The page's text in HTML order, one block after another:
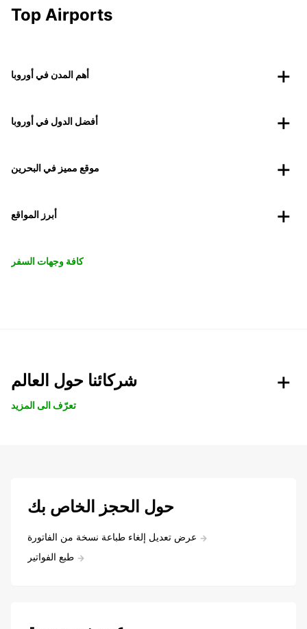
Top Airports
أهم المدن في أوروبا
أفضل الدول في أوروبا
موقع مميز في البحرين
أبرز المواقع
كافة وجهات السفر
شركائنا حول العالم
تعرّف الى المزيد
حول الحجز الخاص بك
عرض تعديل إلغاء طباعة نسخة من الفاتورة
طبع الفواتير